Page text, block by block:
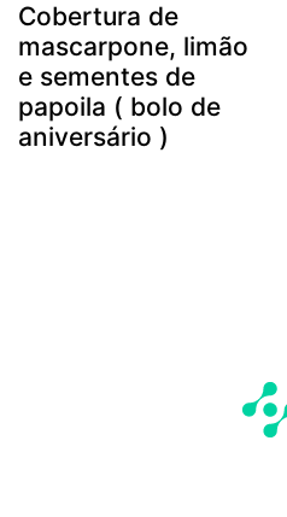
Cobertura de
mascarpone, limão
e sementes de
papoila ( bolo de
aniversário )